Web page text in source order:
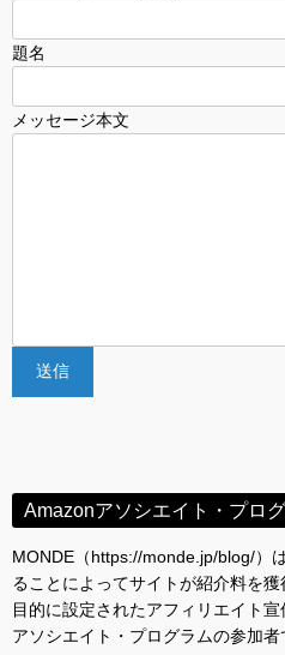
題名
メッセージ本文
Amazonアソシエイト・プロ
MONDE（https://monde.jp/blog/）
ることによってサイトが紹介料を
目的に設定されたアフィリエイト
アソシエイト・プログラムの参加者